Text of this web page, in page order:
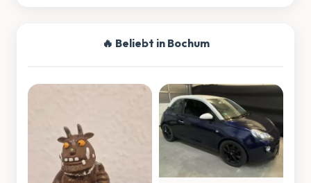
🔥 Beliebt in Bochum